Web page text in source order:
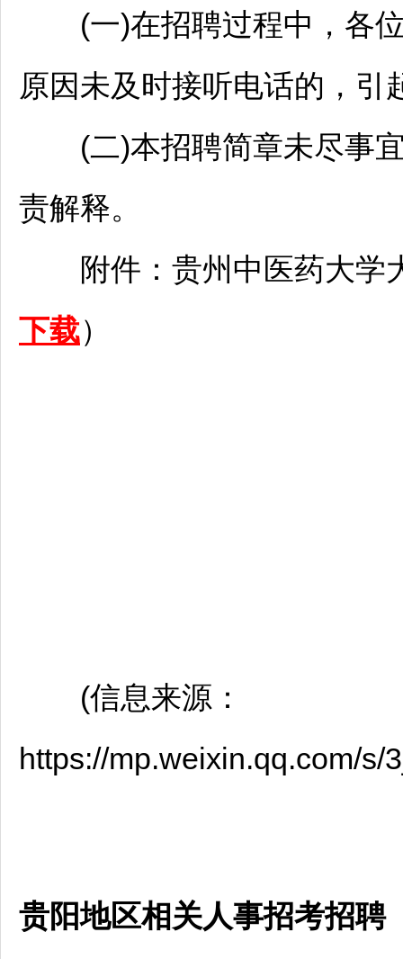
(一)在招聘过程中，各
原因未及时接听电话的，引
(二)本招聘简章未尽事
责解释。
附件：贵州中医药大学
下载）
(信息来源：
https://mp.weixin.qq.com/
贵阳地区相关人事招考招聘